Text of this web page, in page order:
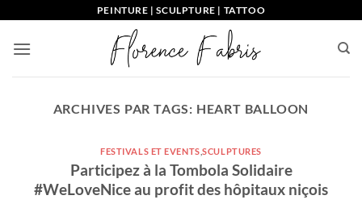
contenu
PEINTURE | SCULPTURE | TATTOO
ARCHIVES PAR TAGS: HEART BALLOON
FESTIVALS ET EVENTS ,SCULPTURES
Participez à la Tombola Solidaire
#WeLoveNice au profit des hôpitaux niçois